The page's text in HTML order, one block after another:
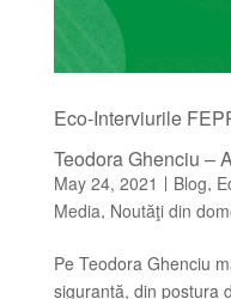
Eco-Interviurile
Teodora Ghenciu –
May 24, 2021 | Blog,
Media, Noutăţi din
Pe Teodora Ghenciu
siguranță, din postura